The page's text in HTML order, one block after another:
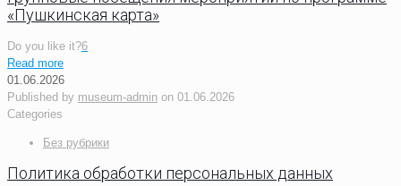
«Пушкинская карта»
Do you like it?6
Read more
01.06.2026
Published by museum-admin on 01.06.2026
Categories
Без рубрики
Политика обработки персональных данных